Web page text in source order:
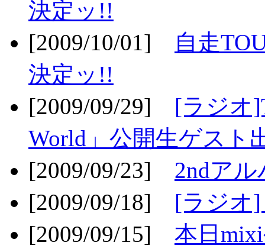
決定ッ!!
[2009/10/01]
自走
決定ッ!!
[2009/09/29] [ラジオ
World」公開生ゲスト
[2009/09/23] 2ndア
[2009/09/18] [ラジオ
[2009/09/15] 本日